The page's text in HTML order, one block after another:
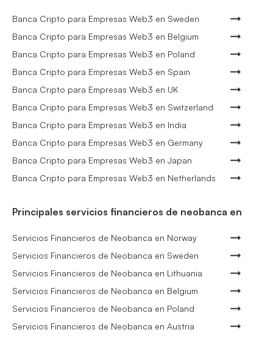
Banca Cripto para Empresas Web3 en Sweden
Banca Cripto para Empresas Web3 en Belgium
Banca Cripto para Empresas Web3 en Poland
Banca Cripto para Empresas Web3 en Spain
Banca Cripto para Empresas Web3 en UK
Banca Cripto para Empresas Web3 en Switzerland
Banca Cripto para Empresas Web3 en India
Banca Cripto para Empresas Web3 en Germany
Banca Cripto para Empresas Web3 en Japan
Banca Cripto para Empresas Web3 en Netherlands
Principales servicios financieros de neobanca en
Servicios Financieros de Neobanca en Norway
Servicios Financieros de Neobanca en Sweden
Servicios Financieros de Neobanca en Lithuania
Servicios Financieros de Neobanca en Belgium
Servicios Financieros de Neobanca en Poland
Servicios Financieros de Neobanca en Austria